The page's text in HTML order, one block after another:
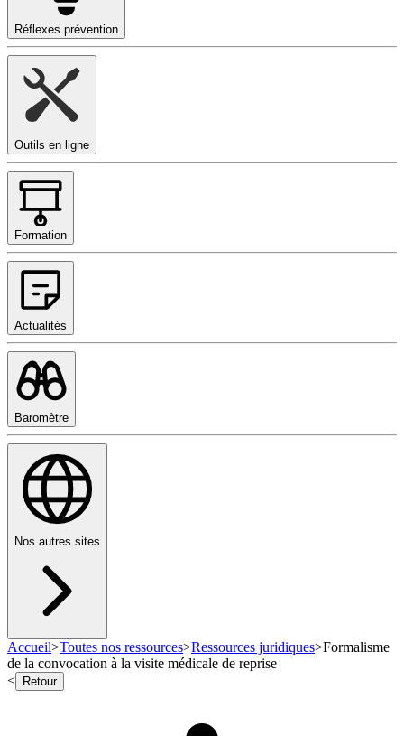
Réflexes prévention
Outils en ligne
Formation
Actualités
Baromètre
Nos autres sites
Accueil>Toutes nos ressources>Ressources juridiques>Formalisme
de la convocation à la visite médicale de reprise
<
Retour